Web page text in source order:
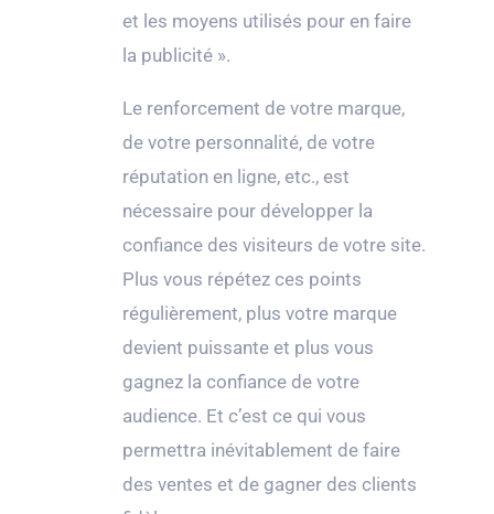
et les moyens utilisés pour en faire
la publicité ».
Le renforcement de votre marque,
de votre personnalité, de votre
réputation en ligne, etc., est
nécessaire pour développer la
confiance des visiteurs de votre site.
Plus vous répétez ces points
régulièrement, plus votre marque
devient puissante et plus vous
gagnez la confiance de votre
audience. Et c’est ce qui vous
permettra inévitablement de faire
des ventes et de gagner des clients